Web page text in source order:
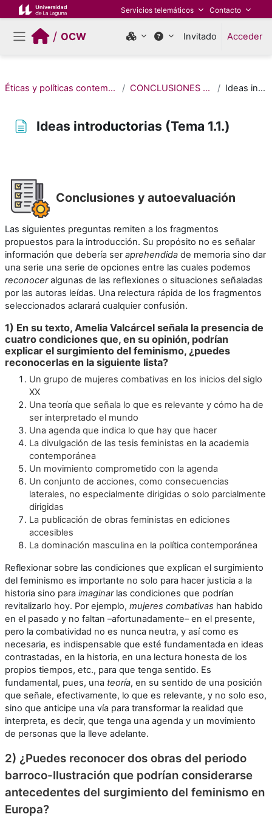
Salta al contenido principal Servicios telemáticos Contacto
Panel lateral
/OCW Invitado Acceder
Éticas y políticas contemporáneas: la perspectiva feminista en sus textos CONCLUSIONES Y ACTIVIDADES DE AUTOEVALUACIÓN Ideas introductorias (Tema 1.1.)
Ideas introductorias (Tema 1.1.)
Conclusiones y autoevaluación
Las siguientes preguntas remiten a los fragmentos
propuestos para la introducción. Su propósito no es señalar
información que debería seraprehendida de memoria sino dar
una serie una serie de opciones entre las cuales podemos
reconoceralgunas de las reflexiones o situaciones señaladas
por las autoras leídas. Una relectura rápida de los fragmentos
seleccionados aclarará cualquier confusión.
1) En su texto, Amelia Valcárcel señala la presencia de
cuatro condiciones que, en su opinión, podrían
explicar el surgimiento del feminismo, ¿puedes
reconocerlas en la siguiente lista?
Un grupo de mujeres combativas en los inicios del siglo
XX
Una teoría que señala lo que es relevante y cómo ha de
ser interpretado el mundo
Una agenda que indica lo que hay que hacer
La divulgación de las tesis feministas en la academia
contemporánea
Un movimiento comprometido con la agenda
Un conjunto de acciones, como consecuencias
laterales, no especialmente dirigidas o solo parcialmente
dirigidas
La publicación de obras feministas en ediciones
accesibles
La dominación masculina en la política contemporánea
Reflexionar sobre las condiciones que explican el surgimiento
del feminismo es importante no solo para hacer justicia a la
historia sino para imaginar las condiciones que podrían
revitalizarlo hoy. Por ejemplo, mujeres combativas han habido
en el pasado y no faltan –afortunadamente– en el presente,
pero la combatividad no es nunca neutra, y así como es
necesaria, es indispensable que esté fundamentada en ideas
contrastadas, en la historia, en una lectura honesta de los
propios tiempos, etc., para que tenga sentido. Es
fundamental, pues, una teoría, en su sentido de una posición
que señale, efectivamente, lo que es relevante, y no solo eso,
sino que anticipe una vía para transformar la realidad que
interpreta, es decir, que tenga una agenda y un movimiento
de personas que la lleve adelante.
2) ¿Puedes reconocer dos obras del periodo
barroco-Ilustración que podrían considerarse
antecedentes del surgimiento del feminismo en
Europa?